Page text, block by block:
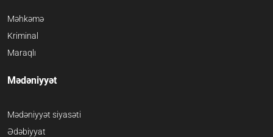
Məhkəmə
Kriminal
Maraqlı
Mədəniyyət
Mədəniyyət siyasəti
Ədəbiyyat